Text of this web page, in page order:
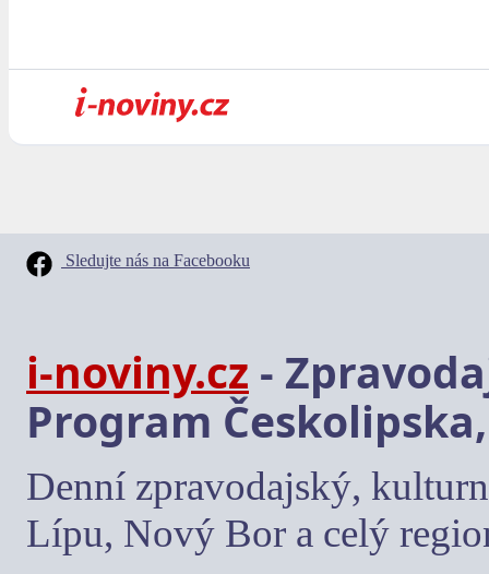
Sledujte nás na Facebooku
i-noviny.cz -
Program
Denní zpravodajský,
Lípu, Nový Bor a celý